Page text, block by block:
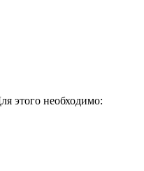
этого необходимо: